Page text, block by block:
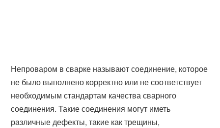
Непроваром в сварке называют соединение, которое
не было выполнено корректно или не соответствует
необходимым стандартам качества сварного
соединения. Такие соединения могут иметь
различные дефекты, такие как трещины,